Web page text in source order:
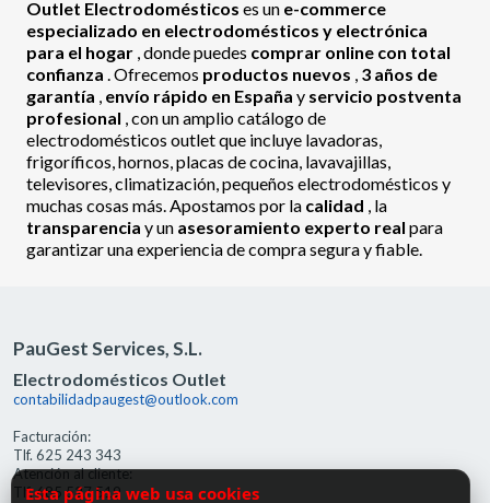
Outlet Electrodomésticos es un e-commerce
especializado en electrodomésticos y electrónica
para el hogar , donde puedes comprar online con total
confianza . Ofrecemos productos nuevos 3 años de
garantía envío rápido en España y servicio postventa
profesional , con un amplio catálogo de
electrodomésticos outlet que incluye lavadoras,
frigoríficos, hornos, placas de cocina, lavavajillas,
televisores, climatización, pequeños electrodomésticos y
muchas cosas más. Apostamos por la calidad , la
transparencia y un asesoramiento experto real para
garantizar una experiencia de compra segura y fiable.
PauGest Services, S.L.
Electrodomésticos Outlet
contabilidadpaugest@outlook.com
Facturación:
Tlf. 625 243 343
Atención al cliente:
Tlf. 685 527 519
Esta página web usa cookies